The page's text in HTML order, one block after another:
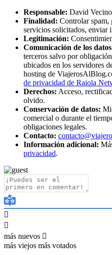
Responsable: David
Finalidad: Controlar spam,
servicios solicitados, enviar
Legitimación:
Comunicación de los
terceros salvo por
ubicados en los servidores
hosting de
de privacidad de Raiola
Derechos: Acceso,
olvido.
Conservación de datos:
comercial o durante el
obligaciones legales.
Contacto:
Información adicional:
privacidad.
más nuevos
más viejos más votados